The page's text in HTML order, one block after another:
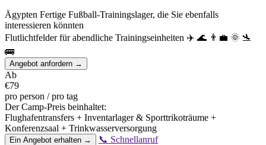
Ägypten Fertige Fußball-Trainingslager, die Sie ebenfalls
interessieren könnten
Flutlichtfelder für abendliche Trainingseinheiten ✈️ 🌊 👨‍💼 🌞 🛬
🚌
Angebot anfordern →
Ab
€79
pro person / pro tag
Der Camp-Preis beinhaltet:
Flughafentransfers + Inventarlager & Sporttrikoträume +
Konferenzsaal + Trinkwasserversorgung
Ein Angebot erhalten →
📞 Schnellanruf